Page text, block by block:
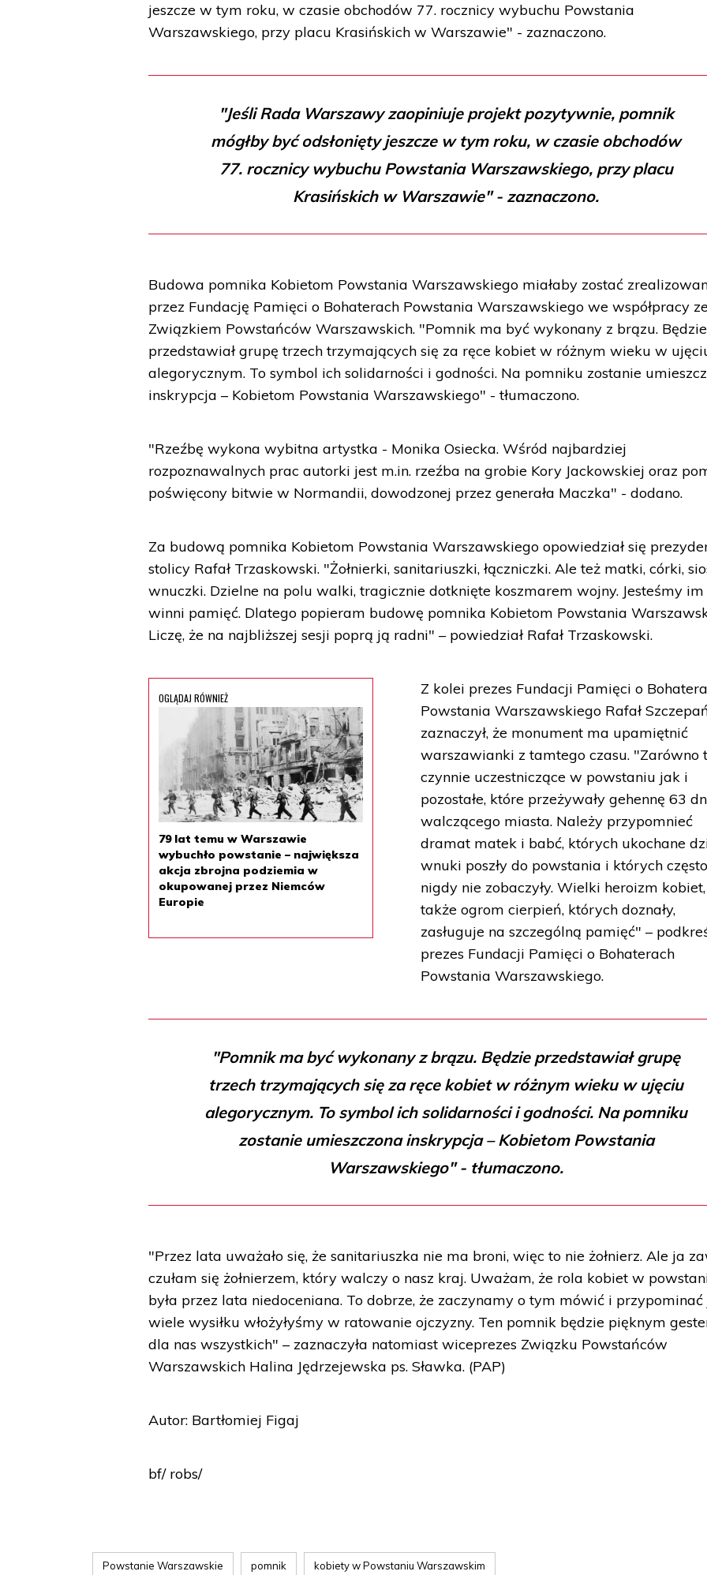
jeszcze w tym roku, w czasie obchodów 77. rocznicy wybuchu Powstania
Warszawskiego, przy placu Krasińskich w Warszawie" - zaznaczono.
"Jeśli Rada Warszawy zaopiniuje projekt pozytywnie, pomnik
mógłby być odsłonięty jeszcze w tym roku, w czasie obchodów
77. rocznicy wybuchu Powstania Warszawskiego, przy placu
Krasińskich w Warszawie" - zaznaczono.
Budowa pomnika Kobietom Powstania Warszawskiego miałaby zostać
przez Fundację Pamięci o Bohaterach Powstania Warszawskiego we współpracy
Związkiem Powstańców Warszawskich. "Pomnik ma być wykonany z brązu. Będzie
przedstawiał grupę trzech trzymających się za ręce kobiet w różnym wieku w
alegorycznym. To symbol ich solidarności i godności. Na pomniku zostanie
inskrypcja – Kobietom Powstania Warszawskiego" - tłumaczono.
"Rzeźbę wykona wybitna artystka - Monika Osiecka. Wśród najbardziej
rozpoznawalnych prac autorki jest m.in. rzeźba na grobie Kory Jackowskiej oraz
poświęcony bitwie w Normandii, dowodzonej przez generała Maczka" - dodano.
Za budową pomnika Kobietom Powstania Warszawskiego opowiedział się
stolicy Rafał Trzaskowski. "Żołnierki, sanitariuszki, łączniczki. Ale też matki, córki,
wnuczki. Dzielne na polu walki, tragicznie dotknięte koszmarem wojny. Jesteśmy im
winni pamięć. Dlatego popieram budowę pomnika Kobietom Powstania
Liczę, że na najbliższej sesji poprą ją radni" – powiedział Rafał Trzaskowski.
OGLĄDAJ RÓWNIEŻ
79 lat temu w Warszawie
wybuchło powstanie – największa
akcja zbrojna podziemia w
okupowanej przez Niemców
Europie
Z kolei prezes Fundacji Pamięci o
Powstania Warszawskiego Rafał
zaznaczył, że monument ma upamiętnić
warszawianki z tamtego czasu. "Zarówno
czynnie uczestniczące w powstaniu jak i
pozostałe, które przeżywały gehennę 63
walczącego miasta. Należy przypomnieć
dramat matek i babć, których ukochane
wnuki poszły do powstania i których
nigdy nie zobaczyły. Wielki heroizm
także ogrom cierpień, których doznały,
zasługuje na szczególną pamięć" –
prezes Fundacji Pamięci o Bohaterach
Powstania Warszawskiego.
"Pomnik ma być wykonany z brązu. Będzie przedstawiał grupę
trzech trzymających się za ręce kobiet w różnym wieku w ujęciu
alegorycznym. To symbol ich solidarności i godności. Na pomniku
zostanie umieszczona inskrypcja – Kobietom Powstania
Warszawskiego" - tłumaczono.
"Przez lata uważało się, że sanitariuszka nie ma broni, więc to nie żołnierz. Ale ja
czułam się żołnierzem, który walczy o nasz kraj. Uważam, że rola kobiet w
była przez lata niedoceniana. To dobrze, że zaczynamy o tym mówić i
wiele wysiłku włożyłyśmy w ratowanie ojczyzny. Ten pomnik będzie pięknym
dla nas wszystkich" – zaznaczyła natomiast wiceprezes Związku Powstańców
Warszawskich Halina Jędrzejewska ps. Sławka. (PAP)
Autor: Bartłomiej Figaj
bf/ robs/
Powstanie Warszawskie pomnik kobiety w Powstaniu Warszawskim